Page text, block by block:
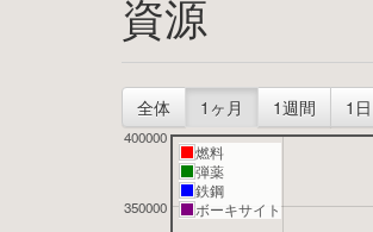
資源
全体 1ヶ月 1週間 1日
350000
400000
燃料
弾薬
鉄鋼
ボーキサイト